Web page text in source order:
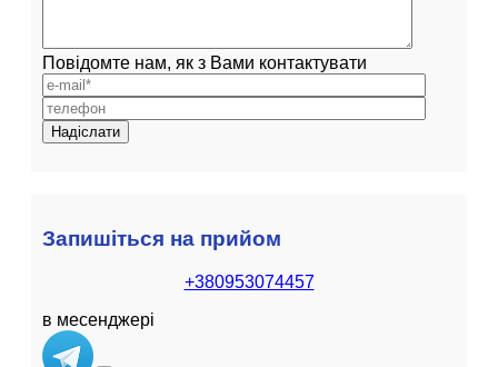
Повідомте нам, як з Вами контактувати
Запишіться на прийом
+380953074457
в месенджері